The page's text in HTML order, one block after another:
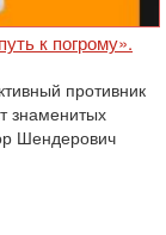
к погрому».
противник
знаменитых
Шендерович